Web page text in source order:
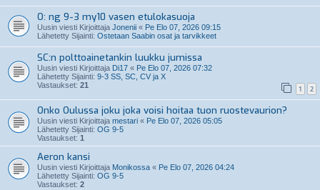
O: ng 9-3 my10 vasen etulokasuoja
Uusin viesti Kirjoittaja Jonenii « Pe Elo 07, 2026 09:15
Lähetetty Sijainti: Ostetaan Saabin osat ja tarvikkeet
SC:n polttoainetankin luukku jumissa
Uusin viesti Kirjoittaja Di17 « Pe Elo 07, 2026 07:32
Lähetetty Sijainti: 9-3 SS, SC, CV ja X
Vastaukset: 21 1 2
Onko Oulussa joku joka voisi hoitaa tuon ruostevaurion?
Uusin viesti Kirjoittaja mestari « Pe Elo 07, 2026 05:05
Lähetetty Sijainti: OG 9-5
Vastaukset: 1
Aeron kansi
Uusin viesti Kirjoittaja Monikossa « Pe Elo 07, 2026 04:24
Lähetetty Sijainti: OG 9-5
Vastaukset: 2